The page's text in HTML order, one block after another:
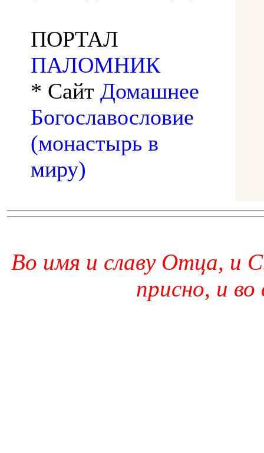
ПОРТАЛ
ПАЛОМНИК
* Сайт Домашнее
Богославословие
(монастырь в
миру)
Во имя и славу Отца, и
присно, и во